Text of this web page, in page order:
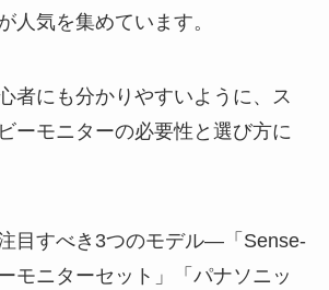
人気を集めています。
者にも分かりやすいように、ス
ーモニターの必要性と選び方に
目すべき3つのモデル―「Sense-
モニターセット」「パナソニッ